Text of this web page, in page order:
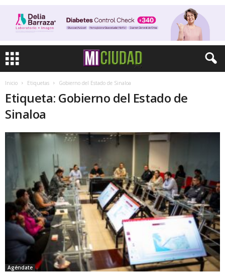
Inicio Etiquetas Gobierno del Estado de Sinaloa
Etiqueta: Gobierno del Estado de
Sinaloa
Agéndate